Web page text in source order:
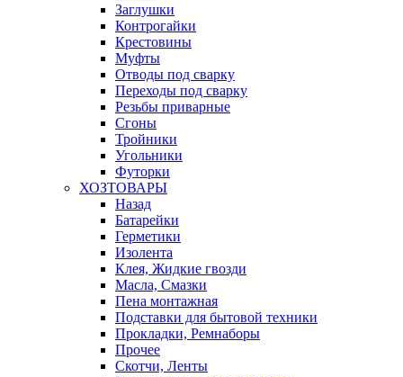
Заглушки
Контрогайки
Крестовины
Муфты
Отводы под сварку
Переходы под сварку
Резьбы приварные
Сгоны
Тройники
Угольники
Футорки
ХОЗТОВАРЫ
Назад
Батарейки
Герметики
Изолента
Клея, Жидкие гвозди
Масла, Смазки
Пена монтажная
Подставки для бытовой техники
Прокладки, Ремнаборы
Прочее
Скотчи, Ленты